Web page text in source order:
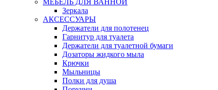
МЕБЕЛЬ ДЛЯ ВАННОЙ
Зеркала
АКСЕССУАРЫ
Держатели для полотенец
Гарнитур для туалета
Держатели для туалетной бумаги
Дозаторы жидкого мыла
Крючки
Мыльницы
Полки для душа